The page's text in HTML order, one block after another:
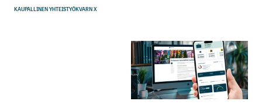
KAUPALLINEN YHTEISTYÖKVARN X